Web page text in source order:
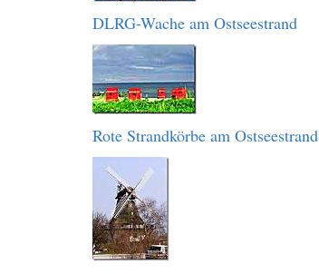
DLRG-Wache am Ostseestrand
Rote Strandkörbe am Ostseestrand